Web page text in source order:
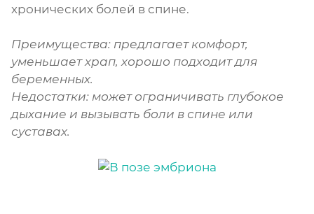
хронических болей в спине.
Преимущества: предлагает комфорт,
уменьшает храп, хорошо подходит для
беременных.
Недостатки: может ограничивать глубокое
дыхание и вызывать боли в спине или
суставах.